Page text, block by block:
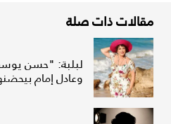
مقالات ذات صلة
لبلبة: "حسن
وعادل إمام